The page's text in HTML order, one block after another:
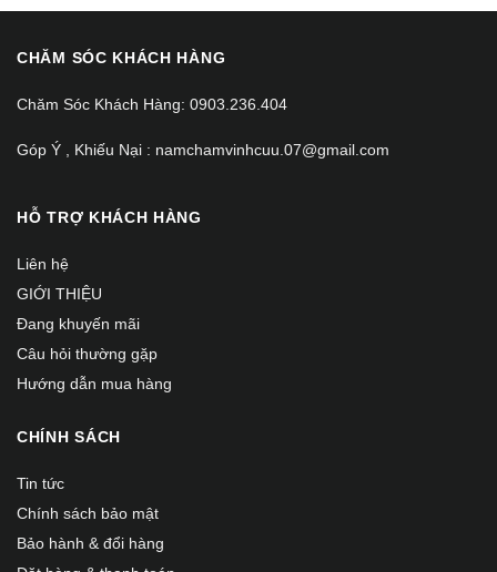
CHĂM SÓC KHÁCH HÀNG
Chăm Sóc Khách Hàng: 0903.236.404
Góp Ý , Khiếu Nại : namchamvinhcuu.07@gmail.com
HỖ TRỢ KHÁCH HÀNG
Liên hệ
GIỚI THIỆU
Đang khuyến mãi
Câu hỏi thường gặp
Hướng dẫn mua hàng
CHÍNH SÁCH
Tin tức
Chính sách bảo mật
Bảo hành & đổi hàng